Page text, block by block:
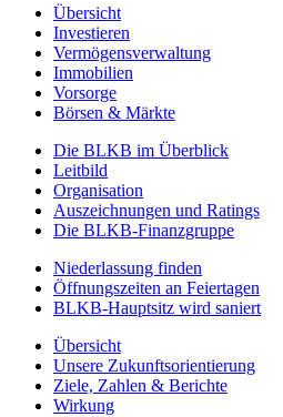
Übersicht
Investieren
Vermögensverwaltung
Immobilien
Vorsorge
Börsen & Märkte
Die BLKB im Überblick
Leitbild
Organisation
Auszeichnungen und Ratings
Die BLKB-Finanzgruppe
Niederlassung finden
Öffnungszeiten an Feiertagen
BLKB-Hauptsitz wird saniert
Übersicht
Unsere Zukunftsorientierung
Ziele, Zahlen & Berichte
Wirkung